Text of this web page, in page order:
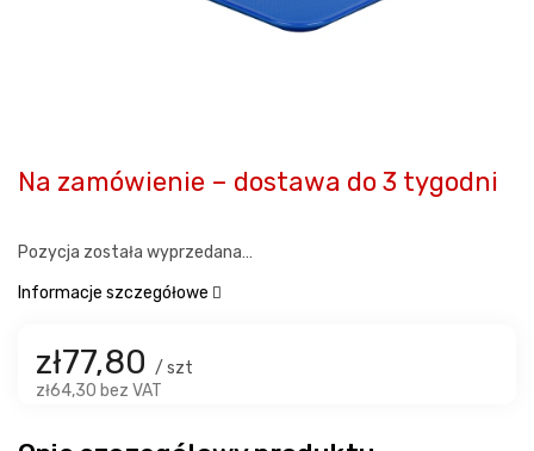
zł77,80 / szt
zł64,30 bez VAT
Na zamówienie – dostawa do 3 tygodni
Pozycja została wyprzedana…
Informacje szczegółowe